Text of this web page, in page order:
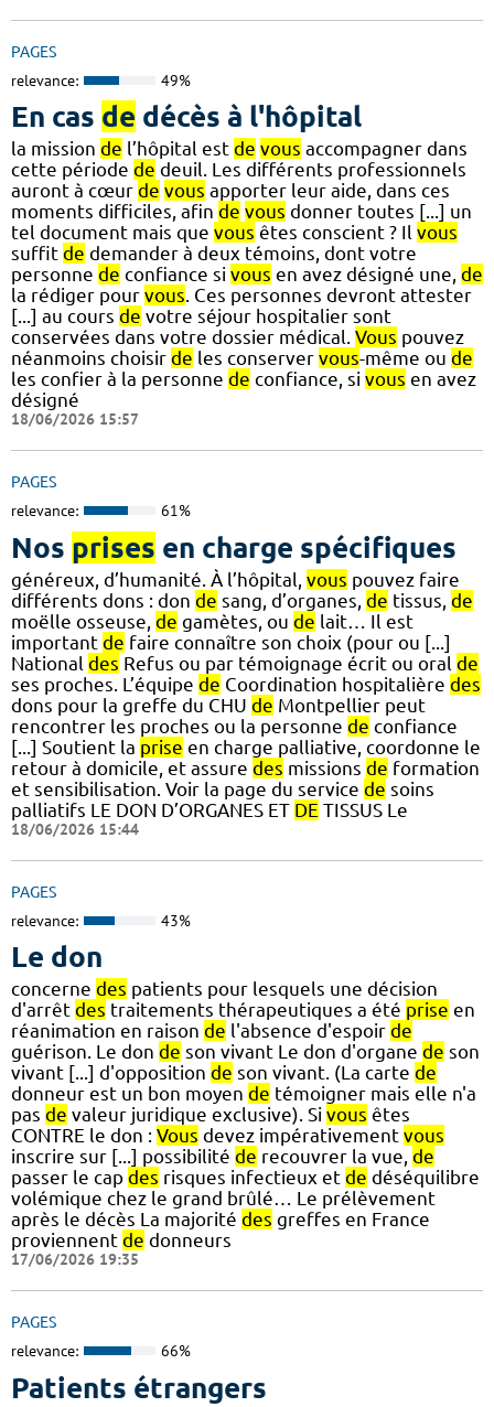
PAGES
relevance: 49%
En cas de décès à l'hôpital
la mission de l’hôpital est de vous accompagner dans
cette période de deuil. Les différents professionnels
auront à cœur de vous apporter leur aide, dans ces
moments difficiles, afin de vous donner toutes [...] un
tel document mais que vous êtes conscient ? Il vous
suffit de demander à deux témoins, dont votre
personne de confiance si vous en avez désigné une, de
la rédiger pour vous. Ces personnes devront attester
[...] au cours de votre séjour hospitalier sont
conservées dans votre dossier médical. Vous pouvez
néanmoins choisir de les conserver vous-même ou de
les confier à la personne de confiance, si vous en avez
désigné
18/06/2026 15:57
PAGES
relevance: 61%
Nos prises en charge spécifiques
généreux, d’humanité. À l’hôpital, vous pouvez faire
différents dons : don de sang, d’organes, de tissus, de
moëlle osseuse, de gamètes, ou de lait… Il est
important de faire connaître son choix (pour ou [...]
National des Refus ou par témoignage écrit ou oral de
ses proches. L’équipe de Coordination hospitalière des
dons pour la greffe du CHU de Montpellier peut
rencontrer les proches ou la personne de confiance
[...] Soutient la prise en charge palliative, coordonne le
retour à domicile, et assure des missions de formation
et sensibilisation. Voir la page du service de soins
palliatifs LE DON D’ORGANES ET DE TISSUS Le
18/06/2026 15:44
PAGES
relevance: 43%
Le don
concerne des patients pour lesquels une décision
d'arrêt des traitements thérapeutiques a été prise en
réanimation en raison de l'absence d'espoir de
guérison. Le don de son vivant Le don d'organe de son
vivant [...] d'opposition de son vivant. (La carte de
donneur est un bon moyen de témoigner mais elle n'a
pas de valeur juridique exclusive). Si vous êtes
CONTRE le don : Vous devez impérativement vous
inscrire sur [...] possibilité de recouvrer la vue, de
passer le cap des risques infectieux et de déséquilibre
volémique chez le grand brûlé… Le prélèvement
après le décès La majorité des greffes en France
proviennent de donneurs
17/06/2026 19:35
PAGES
relevance: 66%
Patients étrangers